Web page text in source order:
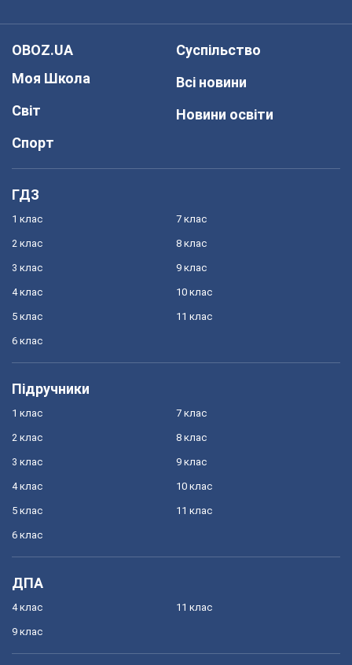
OBOZ.UA
Моя Школа
Світ
Спорт
Суспільство
Всі новини
Новини освіти
ГДЗ
1 клас
2 клас
3 клас
4 клас
5 клас
6 клас
7 клас
8 клас
9 клас
10 клас
11 клас
Підручники
1 клас
2 клас
3 клас
4 клас
5 клас
6 клас
7 клас
8 клас
9 клас
10 клас
11 клас
ДПА
4 клас
9 клас
11 клас